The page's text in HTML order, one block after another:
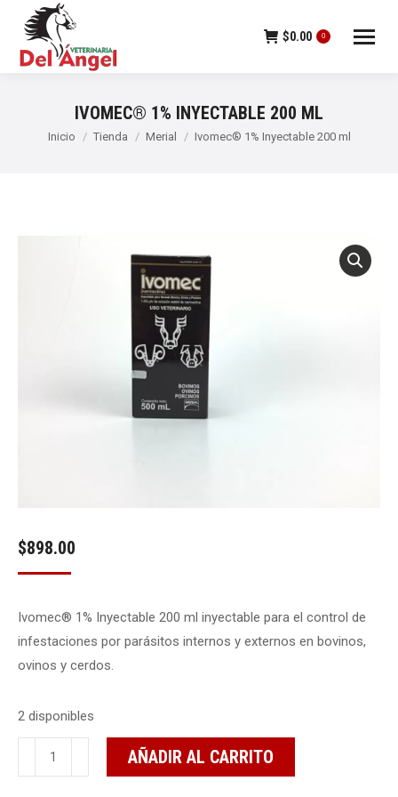
$0.00 0
IVOMEC® 1% INYECTABLE 200 ML
Estás aquí:
Inicio Tienda Merial Ivomec® 1% Inyectable 200 ml
$898.00
Ivomec® 1% Inyectable 200 ml inyectable para el control de
infestaciones por parásitos internos y externos en bovinos,
ovinos y cerdos.
2 disponibles
Ivomec®
1%
AÑADIR AL CARRITO